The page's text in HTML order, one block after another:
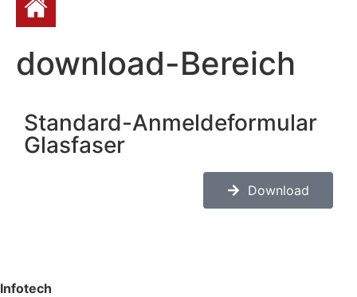
download-Bereich
Standard-Anmeldeformular
Glasfaser
Download
Infotech